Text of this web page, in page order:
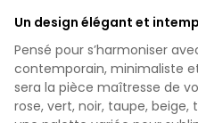
Un design élégant et
Pensé pour s’harmoniser
contemporain, minimaliste
sera la pièce maîtresse de
rose, vert, noir, taupe,